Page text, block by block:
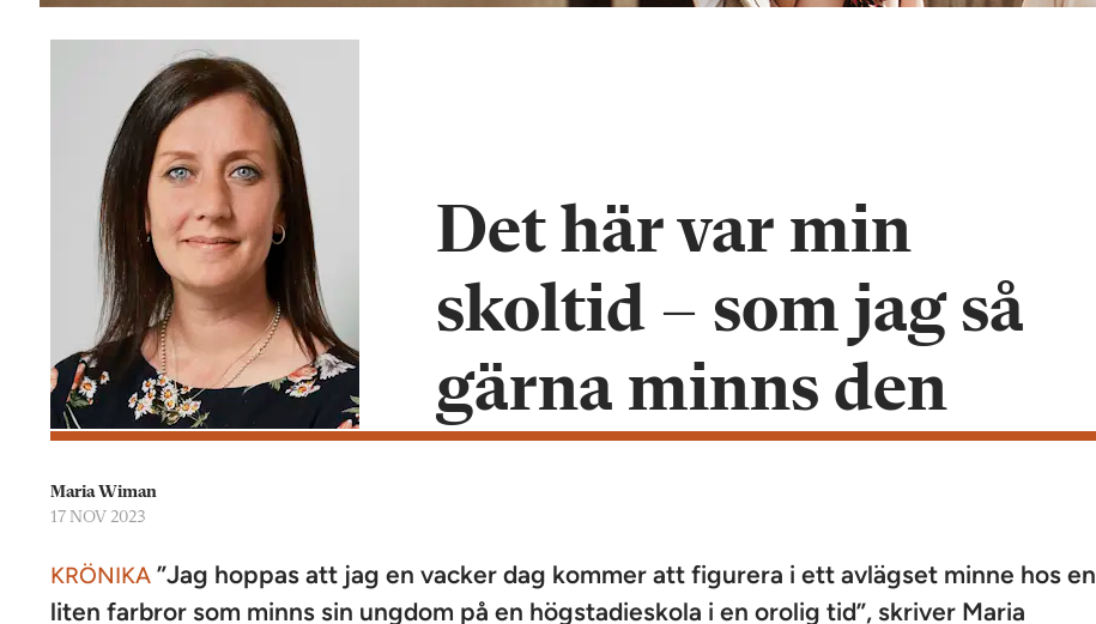
Det här var min
skoltid – som jag så
gärna minns den
Maria Wiman
17 NOV 2023
KRÖNIKA ”Jag hoppas att jag en vacker dag kommer att figurera i ett avlägset minne hos en
liten farbror som minns sin ungdom på en högstadieskola i en orolig tid”, skriver Maria